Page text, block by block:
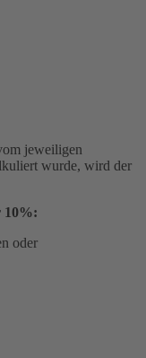
jeweiligen
wurde, wird der
10%:
oder